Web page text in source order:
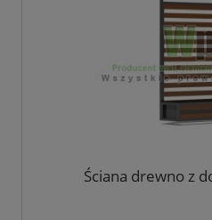
Ściana drewno z